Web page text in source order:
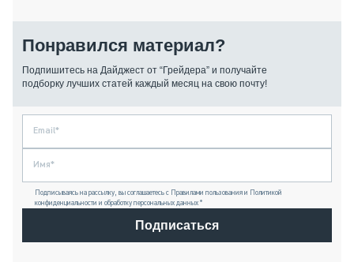
Понравился материал?
Подпишитесь на Дайджест от “Грейдера” и получайте
подборку лучших статей каждый месяц на свою почту!
Подписываясь на рассылку, вы соглашаетесь с Правилами пользования и Политикой
конфиденциальности и обработку персональных данных *
Подписаться